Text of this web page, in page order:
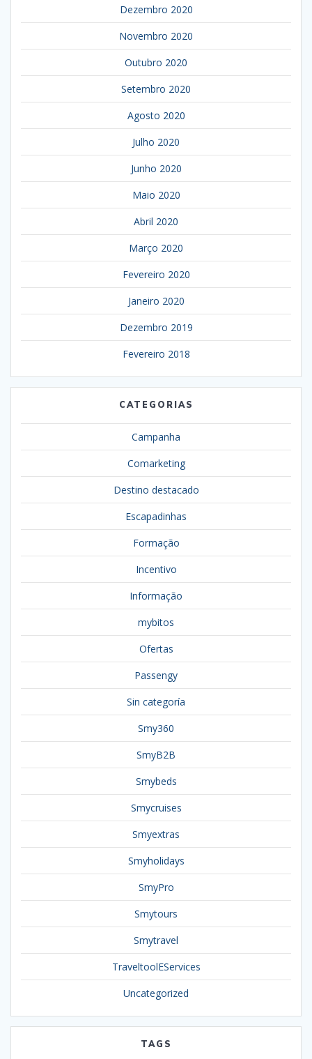
Dezembro 2020
Novembro 2020
Outubro 2020
Setembro 2020
Agosto 2020
Julho 2020
Junho 2020
Maio 2020
Abril 2020
Março 2020
Fevereiro 2020
Janeiro 2020
Dezembro 2019
Fevereiro 2018
CATEGORIAS
Campanha
Comarketing
Destino destacado
Escapadinhas
Formação
Incentivo
Informação
mybitos
Ofertas
Passengy
Sin categoría
Smy360
SmyB2B
Smybeds
Smycruises
Smyextras
Smyholidays
SmyPro
Smytours
Smytravel
TraveltoolEServices
Uncategorized
TAGS